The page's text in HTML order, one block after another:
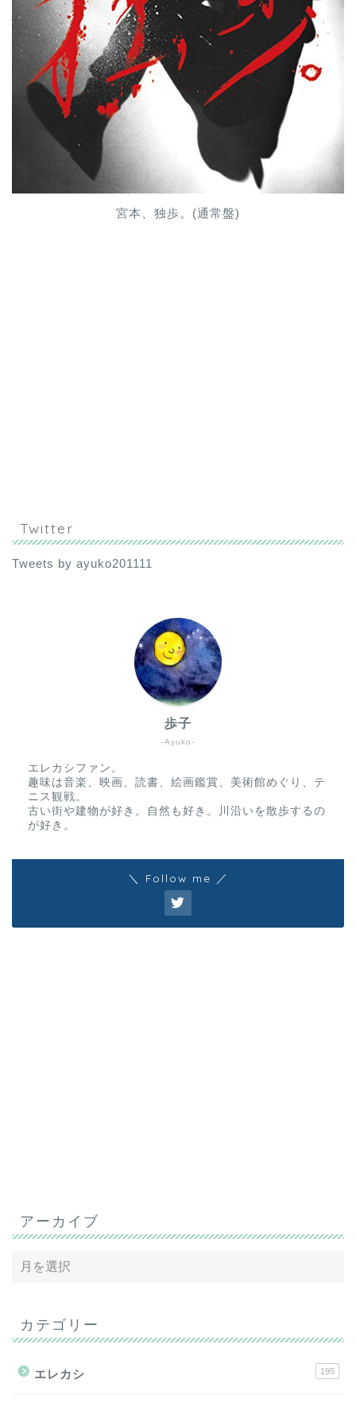
宮本、独歩。(通常盤)
Twitter
Tweets by ayuko201111
-Ayuko-
歩子
エレカシファン。
趣味は音楽、映画、読書、絵画鑑賞、美術館めぐり、テ
ニス観戦。
古い街や建物が好き。自然も好き。川沿いを散歩するの
が好き。
＼ Follow me ／
アーカイブ
カテゴリー
エレカシ 195